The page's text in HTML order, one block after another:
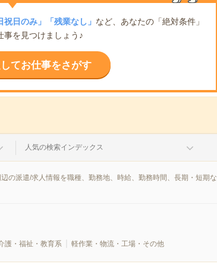
祝日のみ」「残業なし」 など、あなたの「絶対条件」
事を見つけましょう♪
てお仕事をさがす
人気の検索インデックス
の派遣/求人情報を職種、勤務地、時給、勤務時間、長期・短期な
護・福祉・教育系 軽作業・物流・工場・その他